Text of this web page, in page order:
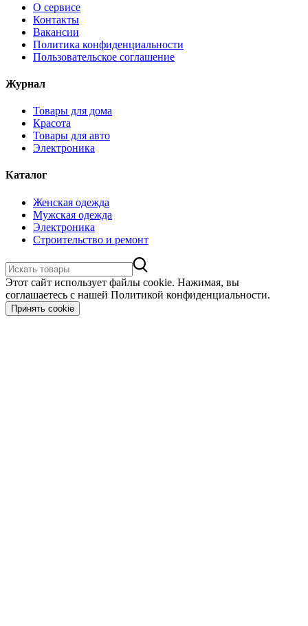
О сервисе
Контакты
Вакансии
Политика конфиденциальности
Пользовательское соглашение
Журнал
Товары для дома
Красота
Товары для авто
Электроника
Каталог
Женская одежда
Мужская одежда
Электроника
Строительство и ремонт
Этот сайт использует файлы cookie. Нажимая, вы
соглашаетесь с нашей Политикой конфиденциальности.
Принять cookie